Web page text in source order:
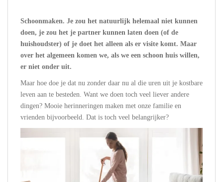
Schoonmaken. Je zou het natuurlijk helemaal niet kunnen
doen, je zou het je partner kunnen laten doen (of de
huishoudster) of je doet het alleen als er visite komt. Maar
over het algemeen komen we, als we een schoon huis willen,
er niet onder uit.
Maar hoe doe je dat nu zonder daar nu al die uren uit je kostbare
leven aan te besteden. Want we doen toch veel liever andere
dingen? Mooie herinneringen maken met onze familie en
vrienden bijvoorbeeld. Dat is toch veel belangrijker?